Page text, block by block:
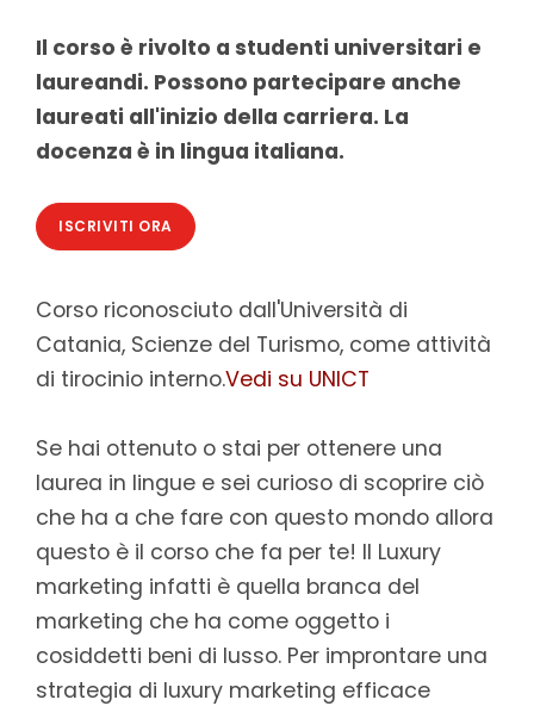
Il corso è rivolto a studenti universitari e
laureandi. Possono partecipare anche
laureati all'inizio della carriera. La
docenza è in lingua italiana.
ISCRIVITI ORA
Corso riconosciuto dall'Università di
Catania, Scienze del Turismo, come attività
di tirocinio interno.Vedi su UNICT
Se hai ottenuto o stai per ottenere una
laurea in lingue e sei curioso di scoprire ciò
che ha a che fare con questo mondo allora
questo è il corso che fa per te! Il Luxury
marketing infatti è quella branca del
marketing che ha come oggetto i
cosiddetti beni di lusso. Per improntare una
strategia di luxury marketing efficace